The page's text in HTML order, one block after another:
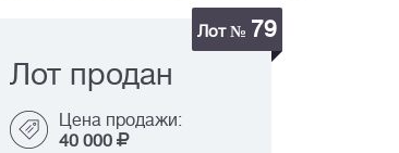
Лот № 79
Лот продан
Цена продажи:
40 000